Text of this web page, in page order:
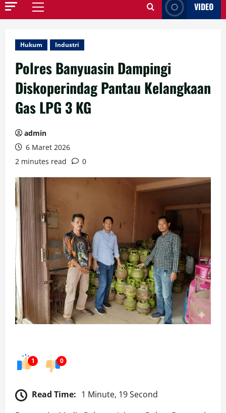
Primary
VIDEO
Hukum Industri
Polres Banyuasin Dampingi
Diskoperindag Pantau Kelangkaan
Gas LPG 3 KG
admin
6 Maret 2026
2 minutes read
0
1 0
Read Time: 1 Minute, 19 Second